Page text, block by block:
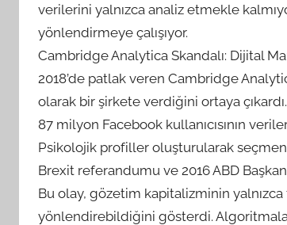
verilerini yalnızca analiz etmekle
yönlendirmeye çalışıyor.
Cambridge Analytica Skandalı: Dijital
2018’de patlak veren Cambridge
olarak bir şirkete verdiğini ortaya
87 milyon Facebook kullanıcısının
Psikolojik profiller oluşturularak
Brexit referandumu ve 2016 ABD
Bu olay, gözetim kapitalizminin yalnızca
yönlendirebildiğini gösterdi.